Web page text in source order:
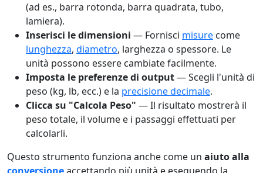
(ad es., barra rotonda, barra quadrata, tubo,
lamiera).
Inserisci le dimensioni — Fornisci misure come
lunghezza, diametro, larghezza o spessore. Le
unità possono essere cambiate facilmente.
Imposta le preferenze di output— Scegli l'unità di
peso (kg, lb, ecc.) e la precisione decimale.
Clicca su "Calcola Peso" — Il risultato mostrerà il
peso totale, il volume e i passaggi effettuati per
calcolarli.
Questo strumento funziona anche come un aiuto alla